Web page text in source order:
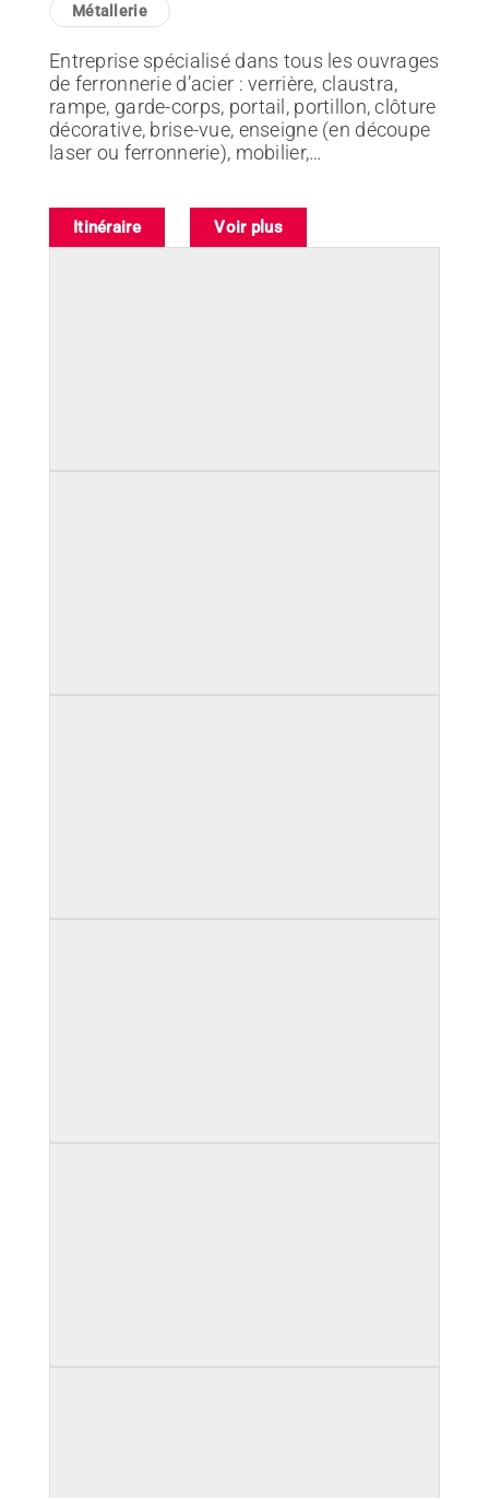
Demande d’adhésion
Métallerie
Entreprise spécialisé dans tous les ouvrages
de ferronnerie d’acier : verrière, claustra,
rampe, garde-corps, portail, portillon, clôture
décorative, brise-vue, enseigne (en découpe
laser ou ferronnerie), mobilier,…
Itinéraire Voir plus